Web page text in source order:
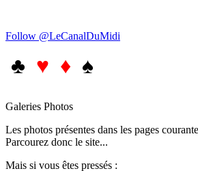
Follow @LeCanalDuMidi
♣ ♥ ♦ ♠
Galeries Photos
Les photos présentes dans les pages
Parcourez donc le site...
Mais si vous êtes pressés :